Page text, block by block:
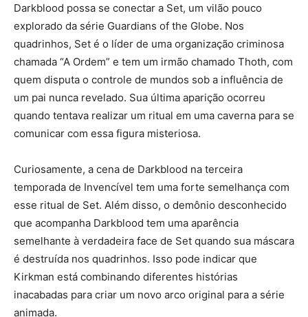
Darkblood possa se conectar a Set, um vilão pouco
explorado da série Guardians of the Globe. Nos
quadrinhos, Set é o líder de uma organização criminosa
chamada “A Ordem” e tem um irmão chamado Thoth, com
quem disputa o controle de mundos sob a influência de
um pai nunca revelado. Sua última aparição ocorreu
quando tentava realizar um ritual em uma caverna para se
comunicar com essa figura misteriosa.
Curiosamente, a cena de Darkblood na terceira
temporada de Invencível tem uma forte semelhança com
esse ritual de Set. Além disso, o demônio desconhecido
que acompanha Darkblood tem uma aparência
semelhante à verdadeira face de Set quando sua máscara
é destruída nos quadrinhos. Isso pode indicar que
Kirkman está combinando diferentes histórias
inacabadas para criar um novo arco original para a série
animada.